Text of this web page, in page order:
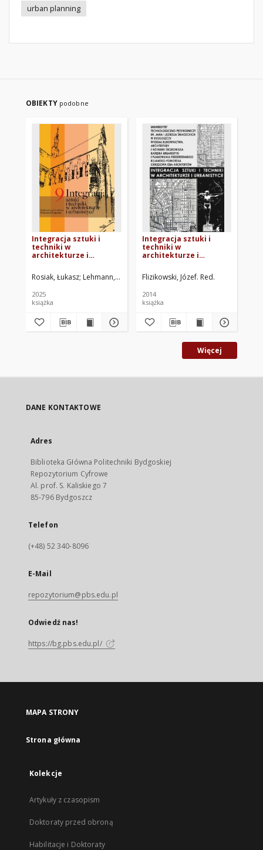
urban planning
OBIEKTY podobne
Integracja sztuki i
techniki w
architekturze i
Rosiak, Łukasz Lehmann, Adam Jeziorkowska, Katarzyna K.
2025
książka
Integracja sztuki i
techniki w
architekturze i
Flizikowski, Józef. Red.
2014
książka
Więcej
DANE KONTAKTOWE
Adres
Biblioteka Główna Politechniki Bydgoskiej
Repozytorium Cyfrowe
Al. prof. S. Kaliskiego 7
85-796 Bydgoszcz
Telefon
(+48) 52 340-8096
E-Mail
repozytorium@pbs.edu.pl
Odwiedź nas!
https://bg.pbs.edu.pl/
MAPA STRONY
Strona główna
Kolekcje
Artykuły z czasopism
Doktoraty przed obroną
Habilitacje i Doktoraty